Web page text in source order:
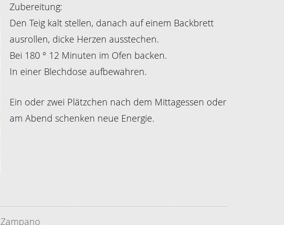
Zubereitung:
Den Teig kalt stellen, danach auf einem Backbrett
ausrollen, dicke Herzen ausstechen.
Bei 180 ° 12 Minuten im Ofen backen.
In einer Blechdose aufbewahren.
Ein oder zwei Plätzchen nach dem Mittagessen oder
am Abend schenken neue Energie.
Zampano